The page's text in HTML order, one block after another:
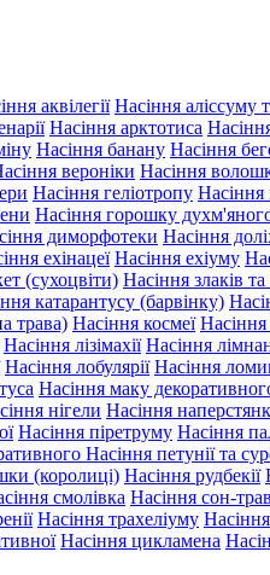
аквілегії Насіння аліссуму
Насіння арктотиса
Насіння банану Насіння
вероніки Насіння
Насіння геліотропу Насіння
Насіння горошку
диморфотеки Насіння
ехінацеї Насіння ехіуму
(сухоцвіти) Насіння злаків
катарантусу (барвінку)
трава) Насіння космеї Насіння
Насіння лізімахії Насіння
Насіння лобулярії Насіння
Насіння маку
нігели Насіння
Насіння піретруму Насіння
Насіння петунії та
(королиці) Насіння рудбекії
смолівка Насіння сон-
Насіння трахеліуму
Насіння цикламена